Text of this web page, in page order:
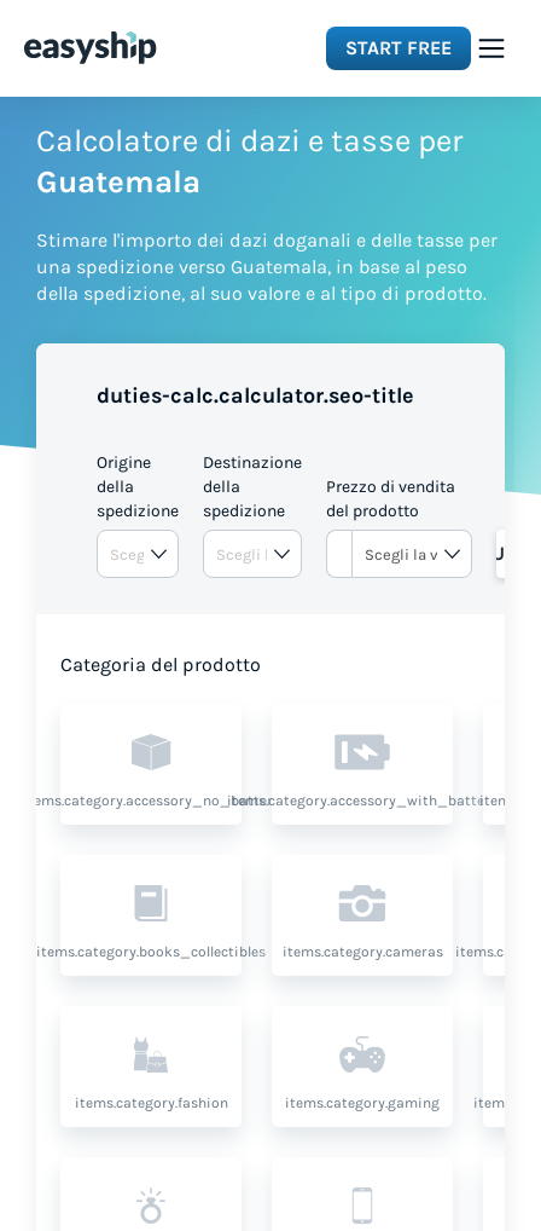
START FREE
Solutions
Integrations
Pricing
Calcolatore di dazi e tasse per
Guatemala
Stimare l'importo dei dazi doganali e delle tasse per
una spedizione verso Guatemala, in base al peso
della spedizione, al suo valore e al tipo di prodotto.
duties-calc.calculator.seo-title
Origine
della
spedizione
Destinazione
della
spedizione
Prezzo di vendita
del prodotto
RICHIEDI UN
Categoria del prodotto
items.category.accessory_no_batteryitems.category.accessory_with_battery
items.category.books_collectibles items.category.cameras
items.category.fashion items.category.gaming